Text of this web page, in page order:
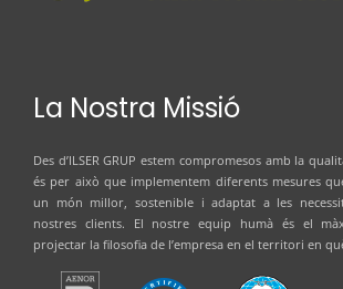
La Nostra Missió
Des d’ILSER GRUP estem compromesos amb la
és per això que implementem diferents mesures
un món millor, sostenible i adaptat a les
nostres clients. El nostre equip humà és el
projectar la filosofia de l’empresa en el territori en